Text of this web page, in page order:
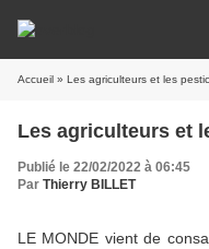
Accueil » Les agriculteurs et les
Les agriculteurs et
Publié le 22/02/2022 à 06:45
Par Thierry BILLET
LE MONDE vient de